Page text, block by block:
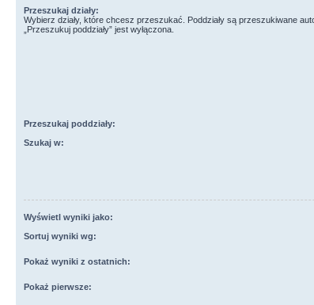
Przeszukaj działy:
Wybierz działy, które chcesz przeszukać. Poddziały są przeszukiwane
„Przeszukuj poddziały” jest wyłączona.
Przeszukaj poddziały:
Szukaj w:
Wyświetl wyniki jako:
Sortuj wyniki wg:
Pokaż wyniki z ostatnich:
Pokaż pierwsze: